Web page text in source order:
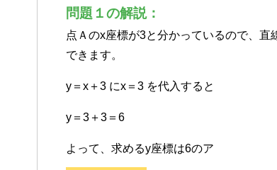
問題１の解説：
点Ａのx座標が3と分かっているので、
できます。
y＝x＋3 にx＝3 を代入すると
y＝3＋3＝6
よって、求めるy座標は6のア